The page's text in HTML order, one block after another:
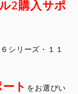
2購入サポ
シリーズ・１１
ト をお選びい